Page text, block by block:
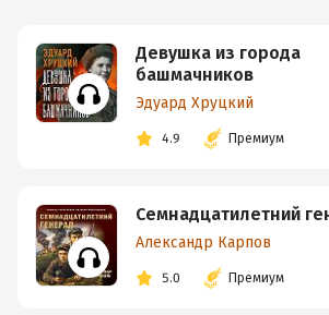
Девушка из города
башмачников
Эдуард Хруцкий
4.9 Премиум
Семнадцатилетний
Александр Карпов
5.0 Премиум